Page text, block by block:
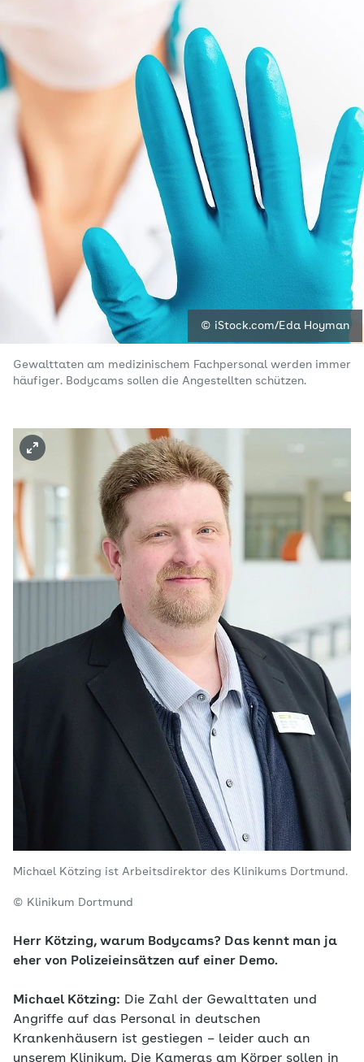
© iStock.com/Eda Hoyman
Gewalttaten am medizinischem Fachpersonal werden immer
häufiger. Bodycams sollen die Angestellten schützen.
Michael Kötzing ist Arbeitsdirektor des Klinikums Dortmund.
© Klinikum Dortmund
Herr Kötzing, warum Bodycams? Das kennt man ja
eher von Polizeieinsätzen auf einer Demo.
Michael Kötzing: Die Zahl der Gewalttaten und
Angriffe auf das Personal in deutschen
Krankenhäusern ist gestiegen – leider auch an
unserem Klinikum. Die Kameras am Körper sollen in